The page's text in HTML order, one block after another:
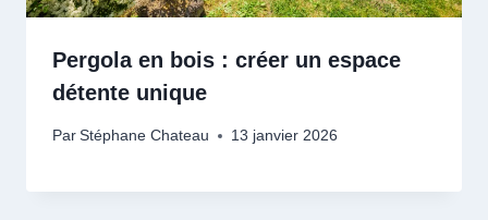
Pergola en bois : créer un espace
détente unique
Par Stéphane Chateau 13 janvier 2026